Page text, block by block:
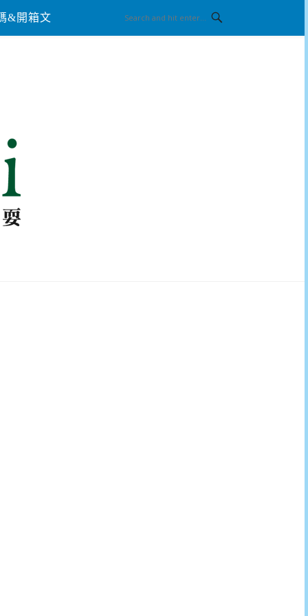
&開箱文